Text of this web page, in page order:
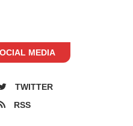
MEDIA
TWITTER
RSS